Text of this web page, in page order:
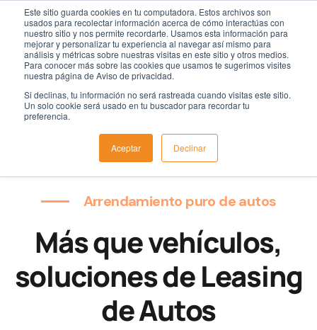
Este sitio guarda cookies en tu computadora. Estos archivos son
usados para recolectar información acerca de cómo interactúas con
nuestro sitio y nos permite recordarte. Usamos esta información para
mejorar y personalizar tu experiencia al navegar así mismo para
análisis y métricas sobre nuestras visitas en este sitio y otros medios.
Para conocer más sobre las cookies que usamos te sugerimos visites
nuestra página de Aviso de privacidad.
Si declinas, tu información no será rastreada cuando visitas este sitio.
Un solo cookie será usado en tu buscador para recordar tu
preferencia.
Aceptar Declinar
Arrendamiento puro de autos
Más que vehículos,
soluciones de Leasing
de Autos